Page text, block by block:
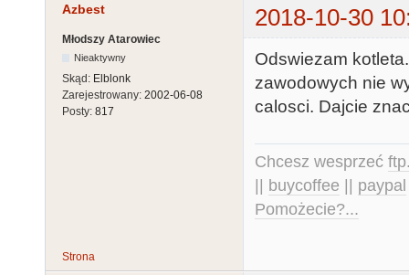
Azbest 2018-10-30
Młodszy Atarowiec
Nieaktywny
Skąd: Elblonk
Zarejestrowany: 2002-06-08
Posty: 817
Odswiezam
zawodowych nie
calosci. Dajcie
Chcesz wesprzeć
|| buycoffee || paypal
Pomożecie?...
Strona